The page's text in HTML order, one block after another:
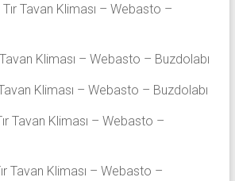
Tavan Kliması – Webasto –
Kliması – Webasto – Buzdolabı
Kliması – Webasto – Buzdolabı
Tavan Kliması – Webasto –
Tavan Kliması – Webasto –